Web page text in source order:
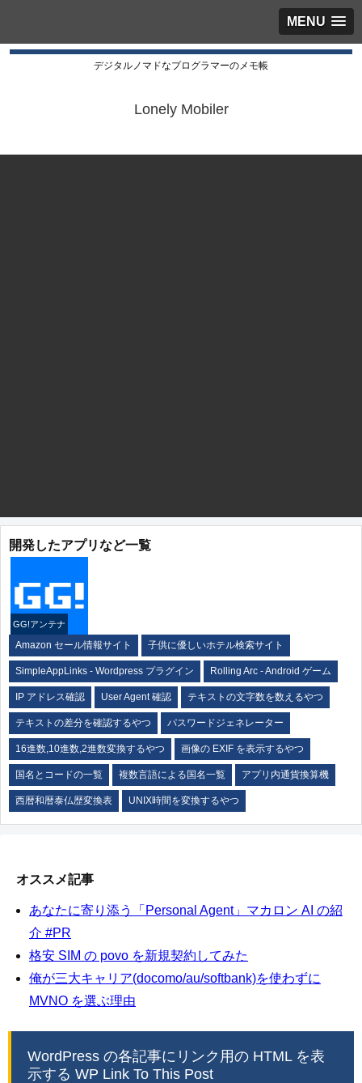
MENU
デジタルノマドなプログラマーのメモ帳
Lonely Mobiler
開発したアプリなど一覧
GG!アンテナ
Amazon セール情報サイト 子供に優しいホテル検索サイト
SimpleAppLinks - Wordpress プラグイン Rolling Arc - Android ゲーム
IP アドレス確認 User Agent 確認 テキストの文字数を数えるやつ
テキストの差分を確認するやつ パスワードジェネレーター
16進数,10進数,2進数変換するやつ 画像の EXIF を表示するやつ
国名とコードの一覧 複数言語による国名一覧 アプリ内通貨換算機
西暦和暦泰仏歴変換表 UNIX時間を変換するやつ
オススメ記事
あなたに寄り添う「Personal Agent」マカロン AI の紹
介 #PR
格安 SIM の povo を新規契約してみた
俺が三大キャリア(docomo/au/softbank)を使わずに
MVNO を選ぶ理由
WordPress の各記事にリンク用の HTML を表
示する WP Link To This Post